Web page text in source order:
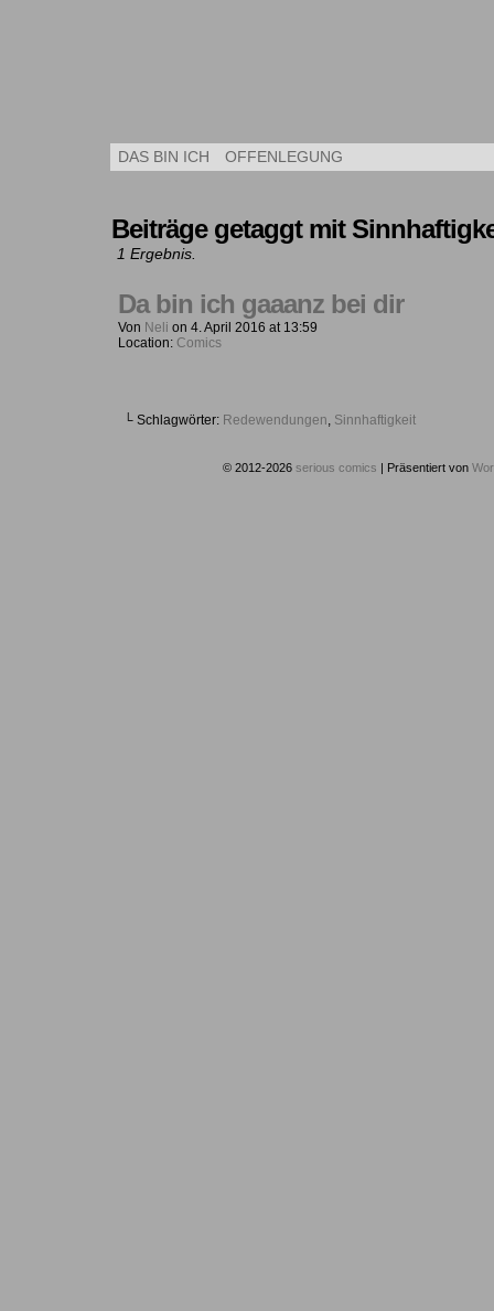
DAS BIN ICH OFFENLEGUNG
Beiträge getaggt mit
1 Ergebnis.
Da bin ich gaaanz bei dir
Von Neli on 4. April 2016 at 13:59
Location: Comics
└ Schlagwörter: Redewendungen, Sinnhaftigkeit
© 2012-2026 serious comics | Präsentiert von